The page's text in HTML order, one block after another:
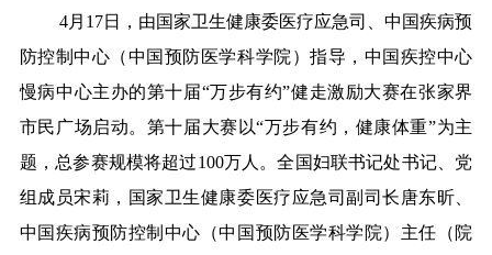
4月17日，由国家卫生健康委医疗应急司、中国疾病预
防控制中心（中国预防医学科学院）指导 ， 中国疾控中心
慢病中心主办的第十届“万步有约”健走激励大赛在张家界
市民广场启动。第十届大赛以“万步有约，健康体重”为主
题，总参赛规模将超过100万人。全国妇联书记处书记、党
组成员宋莉， 国家卫生健康委医疗应急司副司长唐东昕
中国疾病预防控制 中心 （中国预防医学科学院） 主任 （院